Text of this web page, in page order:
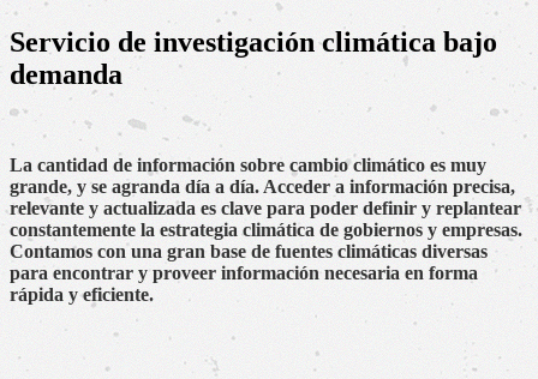
Servicio de investigación climática bajo
demanda
La cantidad de información sobre cambio climático es muy
grande, y se agranda día a día. Acceder a información precisa,
relevante y actualizada es clave para poder definir y replantear
constantemente la estrategia climática de gobiernos y empresas.
Contamos con una gran base de fuentes climáticas diversas
para encontrar y proveer información necesaria en forma
rápida y eficiente.